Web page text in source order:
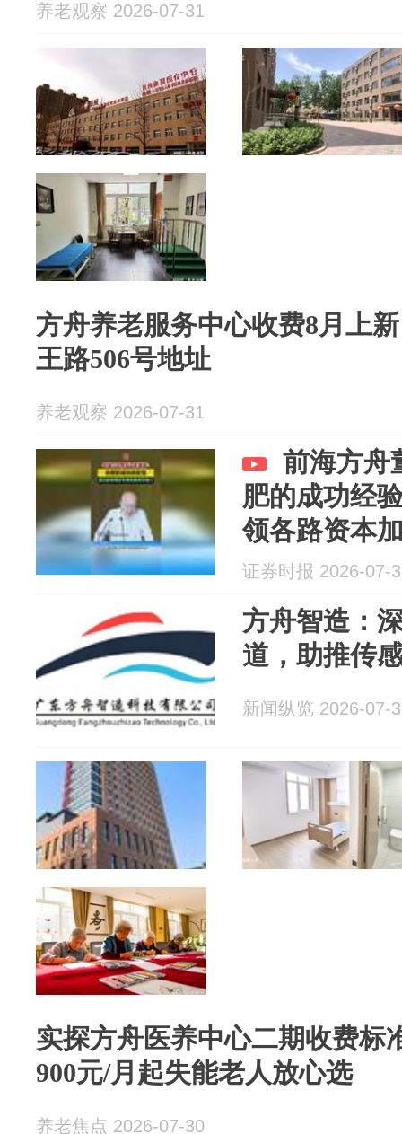
养老观察 2026-07-31
方舟养老服务中心收费8月上
王路506号地址
养老观察 2026-07-31
前海方舟
肥的成功经
领各路资本
证券时报 2026-07-
方舟智造：
道，助推传
新闻纵览 2026-07-
实探方舟医养中心二期收费标
900元/月起失能老人放心选
养老焦点 2026-07-30